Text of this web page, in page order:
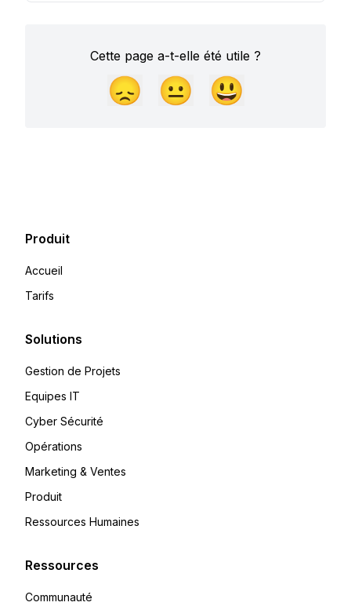
Cette page a-t-elle été utile ?
😞 😐 😃
Produit
Accueil
Tarifs
Solutions
Gestion de Projets
Equipes IT
Cyber Sécurité
Opérations
Marketing & Ventes
Produit
Ressources Humaines
Ressources
Communauté